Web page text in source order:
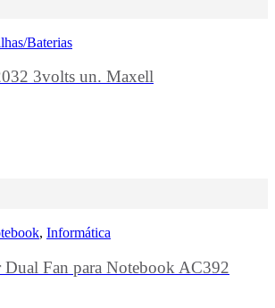
Baterias
3volts un. Maxell
, Informática
Dual Fan para Notebook AC392